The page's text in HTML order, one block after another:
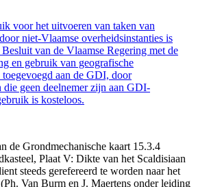
voor het uitvoeren van taken van
niet-Vlaamse overheidsinstanties is
van de Vlaamse Regering met de
en gebruik van geografische
toegevoegd aan de GDI, door
die geen deelnemer zijn aan GDI-
is kosteloos.
de Grondmechanische kaart 15.3.4
Plaat V: Dikte van het Scaldisiaan
steeds gerefereerd te worden naar het
Van Burm en J. Maertens onder leiding